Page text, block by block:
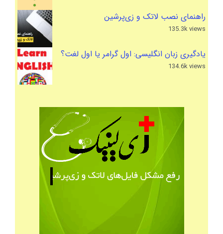
راهنمای نصب لاتک و زی‌پرشین
135.3k views
یادگیری زبان انگلیسی: اول گرامر یا اول لغت؟
134.6k views